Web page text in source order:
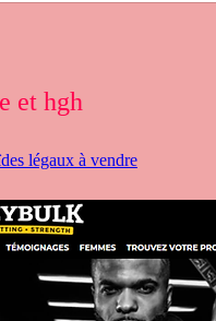
et hgh
légaux à vendre